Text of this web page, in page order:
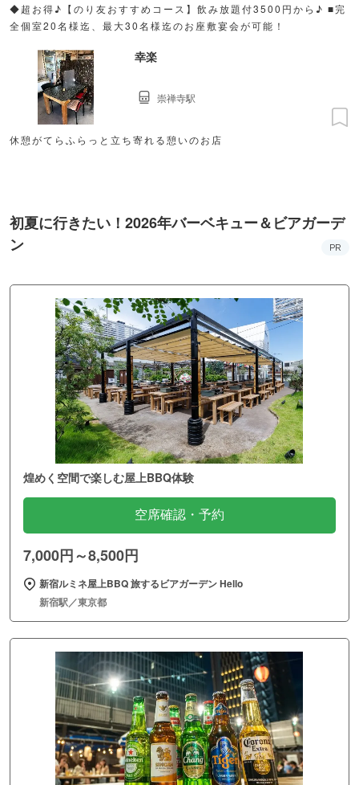
◆超お得♪【のり友おすすめコース】飲み放題付3500円から♪ ■完
全個室20名様迄、最大30名様迄のお座敷宴会が可能！
幸楽
休憩がてらふらっと立ち寄れる憩いのお店
崇禅寺駅
初夏に行きたい！2026年バーベキュー＆ビアガーデ
ン
PR
煌めく空間で楽しむ屋上BBQ体験
空席確認・予約
7,000円～8,500円
新宿ルミネ屋上BBQ 旅するビアガーデン Hello
新宿駅／東京都